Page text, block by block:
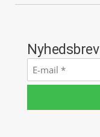
Nyhedsbrev
E-
mail*